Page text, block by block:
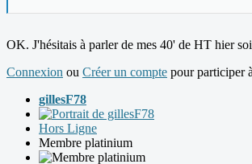
OK. J'hésitais à parler de mes 40' de HT hier
Connexion ou Créer un compte pour participer
gillesF78
Hors Ligne
Membre platinium